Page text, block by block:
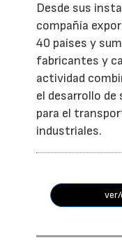
Desde sus
compañía
40 países y
fabricantes y
actividad
el desarrollo
para el
industriales.